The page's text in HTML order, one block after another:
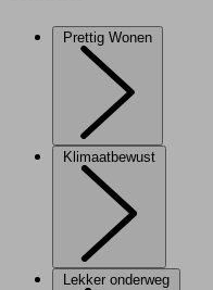
Prettig Wonen
Klimaatbewust
Lekker onderweg